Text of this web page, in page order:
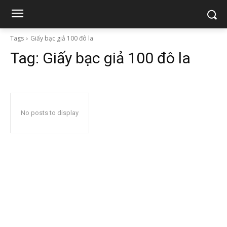
Tags Giấy bạc giả 100 đô la
Tag: Giấy bạc giả 100 đô la
No posts to display